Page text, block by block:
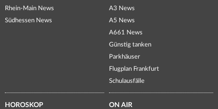
Rhein-Main News
Südhessen News
A3 News
A5 News
A661 News
Günstig tanken
Parkhäuser
Flugplan Frankfurt
Schulausfälle
HOROSKOP ON AIR